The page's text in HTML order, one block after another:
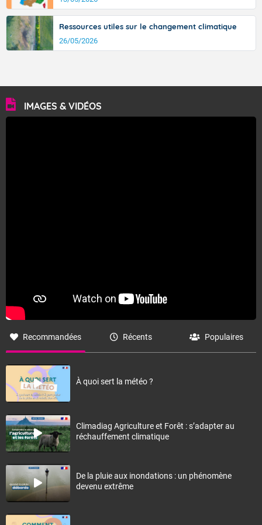
Ressources utiles sur le changement climatique
26/05/2026
IMAGES & VIDÉOS
Recommandées Récents Populaires
À quoi sert la météo ?
Climadiag Agriculture et Forêt : s’adapter au
réchauffement climatique
De la pluie aux inondations : un phénomène
devenu extrême